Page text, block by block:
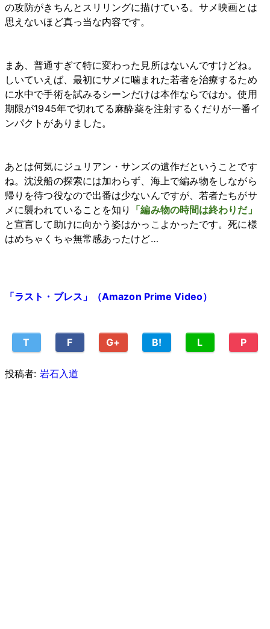
の攻防がきちんとスリリングに描けている。サメ映画とは
思えないほど真っ当な内容です。
まあ、普通すぎて特に変わった見所はないんですけどね。
しいていえば、最初にサメに噛まれた若者を治療するため
に水中で手術を試みるシーンだけは本作ならではか。使用
期限が1945年で切れてる麻酔薬を注射するくだりが一番イ
ンパクトがありました。
あとは何気にジュリアン・サンズの遺作だということです
ね。沈没船の探索には加わらず、海上で編み物をしながら
帰りを待つ役なので出番は少ないんですが、若者たちがサ
メに襲われていることを知り
「編み物の時間は終わりだ」
と宣言して助けに向かう姿はかっこよかったです。死に様
はめちゃくちゃ無常感あったけど…
「ラスト・ブレス」（Amazon Prime Video）
T F G+ B! L P
投稿者: 岩石入道